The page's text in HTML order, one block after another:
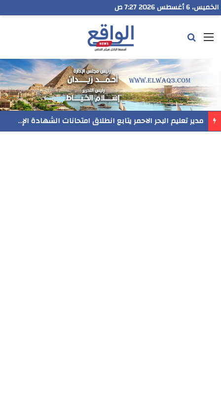
الخميس، 6 أغسطس 2026 7:27 ص
القائمة
مدير تعليم البحر الاحمر يتابع انطلاق امتحانات الشهادة الإعدادية ويؤكد: الانضباط